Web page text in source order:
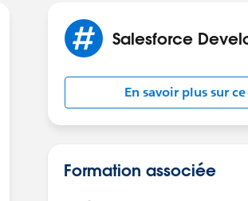
Salesforce
En savoir plus sur
Formation associée